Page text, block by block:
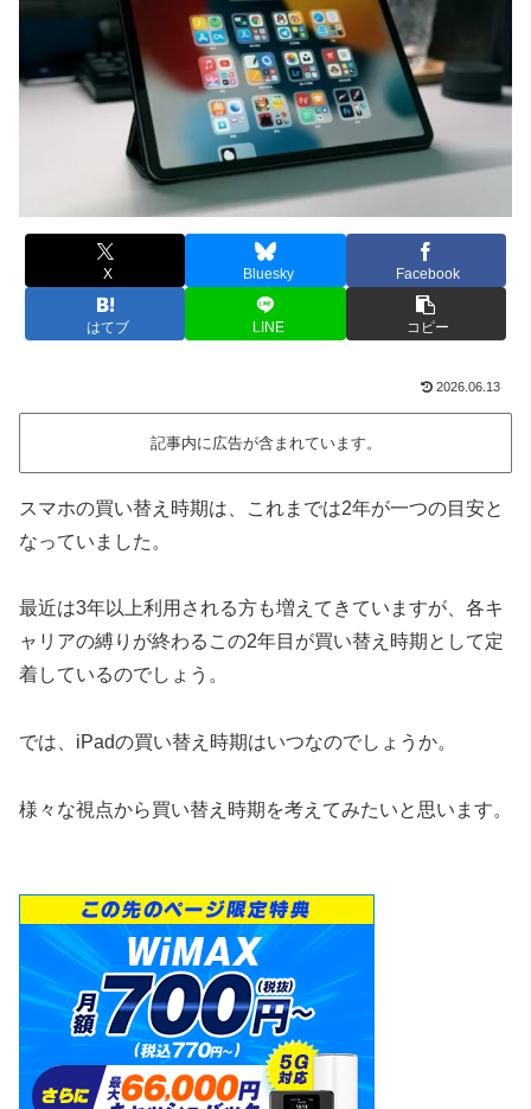
X Bluesky Facebook
はてブ LINE コピー
2026.06.13
記事内に広告が含まれています。
スマホの買い替え時期は、これまでは2年が一つの目安と
なっていました。
最近は3年以上利用される方も増えてきていますが、各キ
ャリアの縛りが終わるこの2年目が買い替え時期として定
着しているのでしょう。
では、iPadの買い替え時期はいつなのでしょうか。
様々な視点から買い替え時期を考えてみたいと思います。